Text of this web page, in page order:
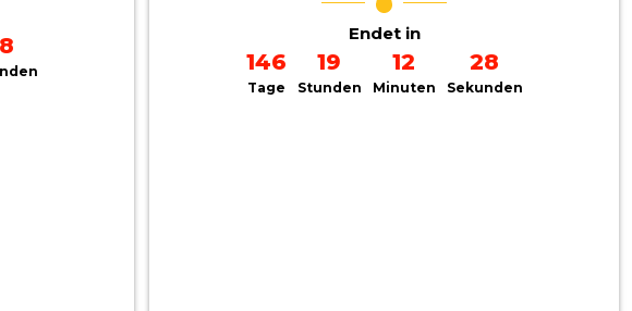
Endet in
146
Tage
19
Stunden
12
Minuten
26
Sekunden